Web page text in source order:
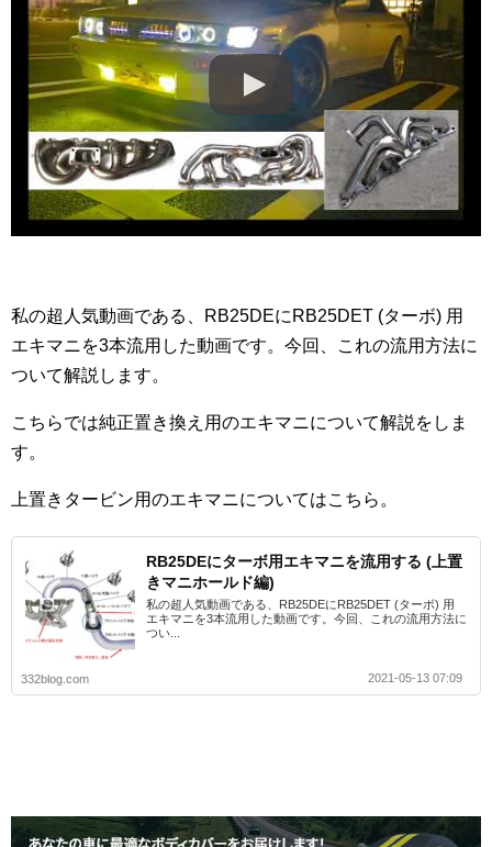
私の超人気動画である、RB25DEにRB25DET (ターボ) 用
エキマニを3本流用した動画です。今回、これの流用方法に
ついて解説します。
こちらでは純正置き換え用のエキマニについて解説をしま
す。
上置きタービン用のエキマニについてはこちら。
RB25DEにターボ用エキマニを流用する (上置
きマニホールド編)
私の超人気動画である、RB25DEにRB25DET (ターボ) 用
エキマニを3本流用した動画です。今回、これの流用方法に
つい...
332blog.com 2021-05-13 07:09